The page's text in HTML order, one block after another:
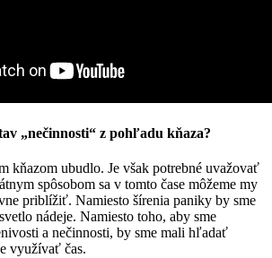
„nečinnosti“ z pohľadu kňaza?
kňazom ubudlo. Je však potrebné uvažovať
spôsobom sa v tomto čase môžeme my
priblížiť. Namiesto šírenia paniky by sme
nádeje. Namiesto toho, aby sme
a nečinnosti, by sme mali hľadať
využívať čas.